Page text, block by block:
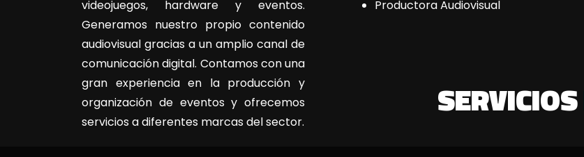
videojuegos, hardware y eventos.
Generamos nuestro propio contenido
audiovisual gracias a un amplio canal de
comunicación digital. Contamos con una
gran experiencia en la producción y
organización de eventos y ofrecemos
servicios a diferentes marcas del sector.
Productora Audiovisual
SERVICIOS